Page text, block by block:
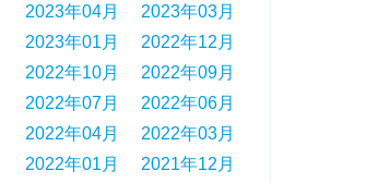
2023年04月
2023年03月
2023年01月
2022年12月
2022年10月
2022年09月
2022年07月
2022年06月
2022年04月
2022年03月
2022年01月
2021年12月